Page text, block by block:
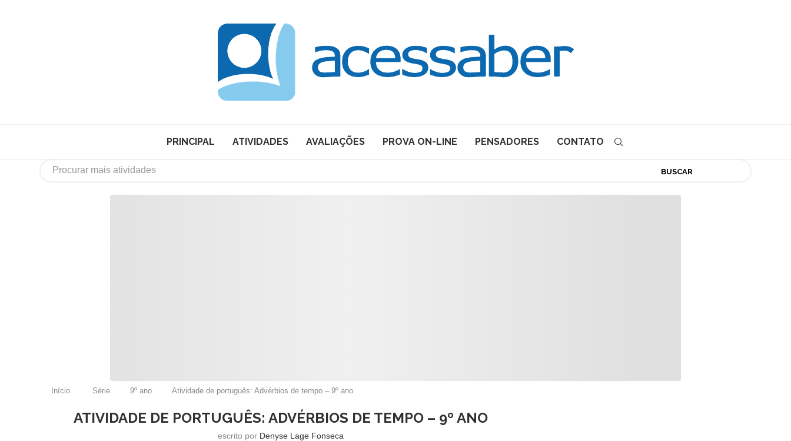
PRINCIPAL ATIVIDADES AVALIAÇÕES PROVA ON-LINE PENSADORES CONTATO
BUSCAR
Início Série 9º ano Atividade de português: Advérbios de tempo – 9º ano
ATIVIDADE DE PORTUGUÊS: ADVÉRBIOS DE TEMPO – 9º ANO
escrito por Denyse Lage Fonseca